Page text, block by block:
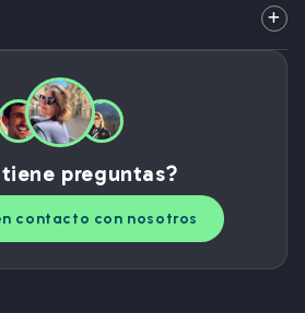
preguntas?
contacto con nosotros